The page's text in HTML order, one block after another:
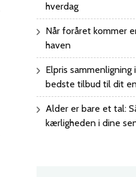
hverdag
Når foråret kommer
haven
Elpris
bedste tilbud til dit
Alder er bare et tal:
kærligheden i dine